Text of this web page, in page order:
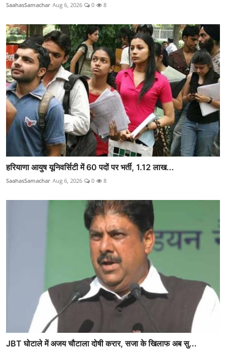
SaahasSamachar Aug 6, 2026 0 8
हरियाणा आयुष यूनिवर्सिटी में 60 पदों पर भर्ती, 1.12 लाख...
SaahasSamachar Aug 6, 2026 0 8
JBT घोटाले में अजय चौटाला दोषी करार, सजा के खिलाफ अब सु...